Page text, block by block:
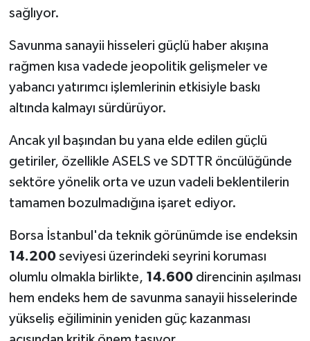
sağlıyor.
Savunma sanayii hisseleri güçlü haber akışına
rağmen kısa vadede jeopolitik gelişmeler ve
yabancı yatırımcı işlemlerinin etkisiyle baskı
altında kalmayı sürdürüyor.
Ancak yıl başından bu yana elde edilen güçlü
getiriler, özellikle ASELS ve SDTTR öncülüğünde
sektöre yönelik orta ve uzun vadeli beklentilerin
tamamen bozulmadığına işaret ediyor.
Borsa İstanbul'da teknik görünümde ise endeksin
14.200seviyesi üzerindeki seyrini koruması
olumlu olmakla birlikte, 14.600direncinin aşılması
hem endeks hem de savunma sanayii hisselerinde
yükseliş eğiliminin yeniden güç kazanması